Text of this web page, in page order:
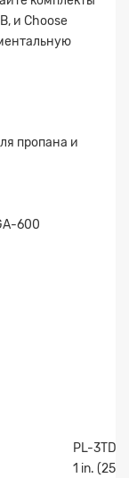
и Choose
пропана и
600
PL-
1 in. (25